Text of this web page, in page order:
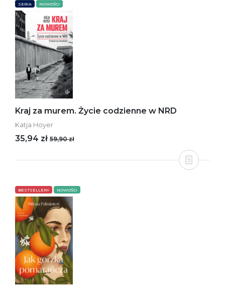
SERIA NOWOŚCI
Kraj za murem. Życie codzienne w NRD
Katja Hoyer
35,94 zł 59,90 zł
BESTSELLERY NOWOŚCI